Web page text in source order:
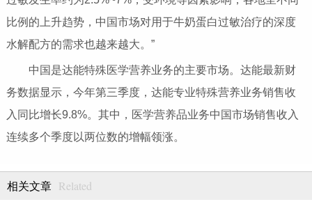
比例的上升趋势，中国市场对用于牛奶蛋白过敏治疗的深度
水解配方的需求也越来越大。”
中国是达能特殊医学营养业务的主要市场。达能最新财
务数据显示，今年第三季度，达能专业特殊营养业务销售收
入同比增长9.8%。其中，医学营养品业务中国市场销售收入
连续多个季度以两位数的增幅领涨。
相关文章 Related